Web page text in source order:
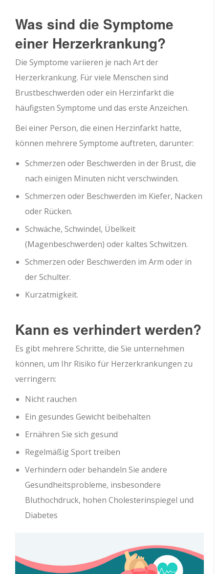
Was sind die Symptome
einer Herzerkrankung?
Die Symptome variieren je nach Art der
Herzerkrankung. Für viele Menschen sind
Brustbeschwerden oder ein Herzinfarkt die
häufigsten Symptome und das erste Anzeichen.
Bei einer Person, die einen Herzinfarkt hatte,
können mehrere Symptome auftreten, darunter:
Schmerzen oder Beschwerden in der Brust, die
nach einigen Minuten nicht verschwinden.
Schmerzen oder Beschwerden im Kiefer, Nacken
oder Rücken.
Schwäche, Schwindel, Übelkeit
(Magenbeschwerden) oder kaltes Schwitzen.
Schmerzen oder Beschwerden im Arm oder in
der Schulter.
Kurzatmigkeit.
Kann es verhindert werden?
Es gibt mehrere Schritte, die Sie unternehmen
können, um Ihr Risiko für Herzerkrankungen zu
verringern:
Nicht rauchen
Ein gesundes Gewicht beibehalten
Ernähren Sie sich gesund
Regelmäßig Sport treiben
Verhindern oder behandeln Sie andere
Gesundheitsprobleme, insbesondere
Bluthochdruck, hohen Cholesterinspiegel und
Diabetes